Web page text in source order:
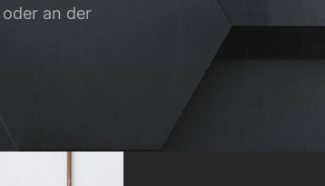
an der